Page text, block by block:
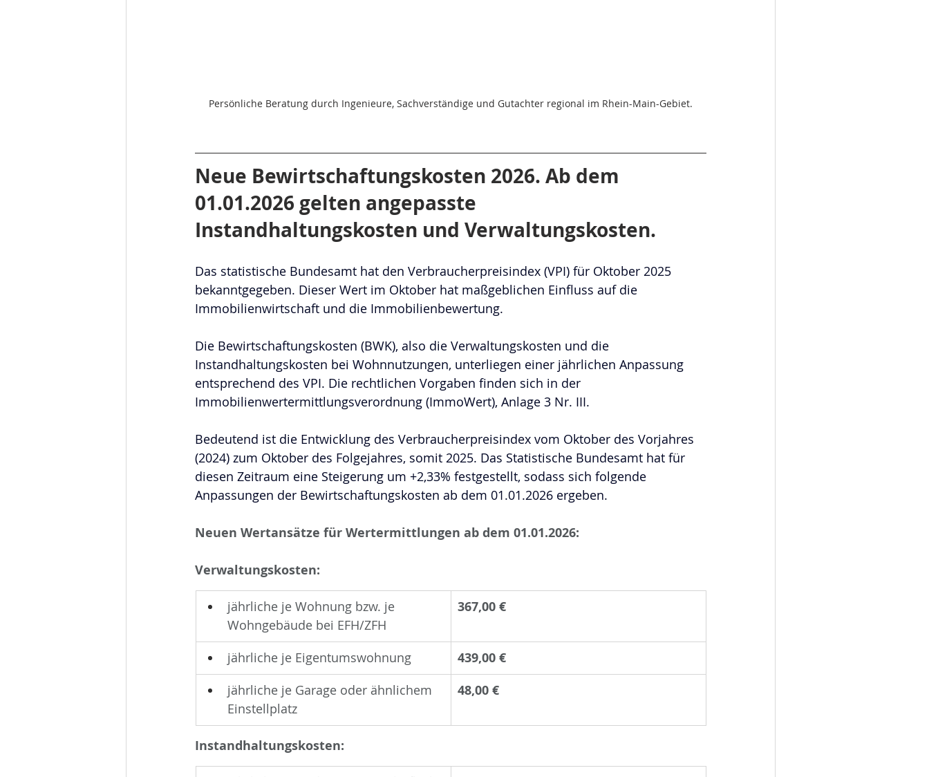
Persönliche Beratung durch Ingenieure, Sachverständige und Gutachter regional im Rhein-Main-Gebiet.
Neue Bewirtschaftungskosten 2026. Ab dem
01.01.2026 gelten angepasste
Instandhaltungskosten und Verwaltungskosten.
Das statistische Bundesamt hat den Verbraucherpreisindex (VPI) für Oktober 2025
bekanntgegeben. Dieser Wert im Oktober hat maßgeblichen Einfluss auf die
Immobilienwirtschaft und die Immobilienbewertung.
Die Bewirtschaftungskosten (BWK), also die Verwaltungskosten und die
Instandhaltungskosten bei Wohnnutzungen, unterliegen einer jährlichen Anpassung
entsprechend des VPI. Die rechtlichen Vorgaben finden sich in der
Immobilienwertermittlungsverordnung (ImmoWert), Anlage 3 Nr. III.
Bedeutend ist die Entwicklung des Verbraucherpreisindex vom Oktober des Vorjahres
(2024) zum Oktober des Folgejahres, somit 2025. Das Statistische Bundesamt hat für
diesen Zeitraum eine Steigerung um +2,33% festgestellt, sodass sich folgende
Anpassungen der Bewirtschaftungskosten ab dem 01.01.2026 ergeben.
Neuen Wertansätze für Wertermittlungen ab dem 01.01.2026:
Verwaltungskosten:
jährliche je Wohnung bzw. je
Wohngebäude bei EFH/ZFH
367,00 €
jährliche je Eigentumswohnung 439,00 €
jährliche je Garage oder ähnlichem
Einstellplatz
48,00 €
Instandhaltungskosten: